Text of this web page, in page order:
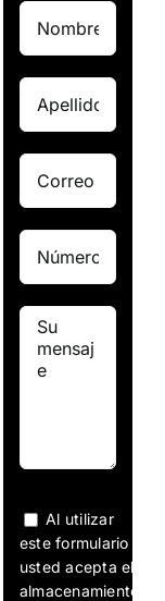
Al utilizar
este formulario
usted acepta el
almacenamiento